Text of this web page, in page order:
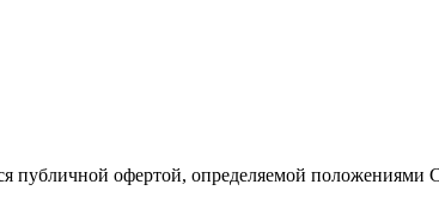
публичной офертой, определяемой положениями